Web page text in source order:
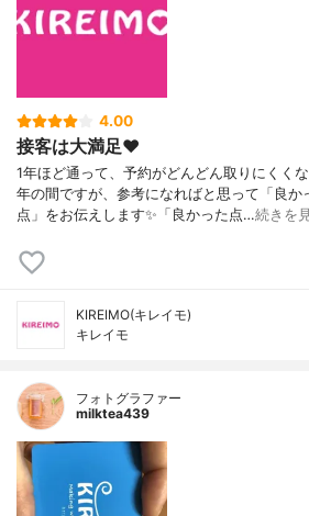
4.00
接客は大満足❤️
1年ほど通って、予約がどんどん取りにくく
年の間ですが、参考になればと思って「良か
点」をお伝えします✨「良かった点…続きを
KIREIMO(キレイモ)
キレイモ
フォトグラファー
milktea439